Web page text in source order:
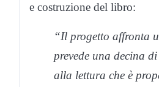
e costruzione del libro:
“Il progetto affronta
prevede una decina
alla lettura che è